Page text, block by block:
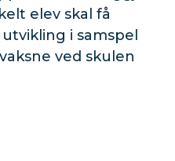
elev skal få
i samspel
ved skulen